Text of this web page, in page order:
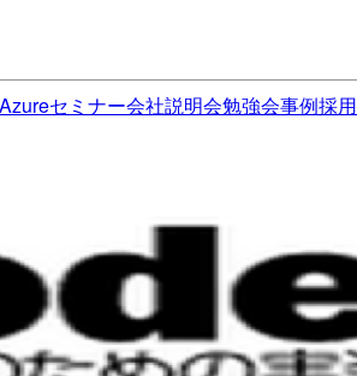
Azureセミナー会社説明会勉強会事例採用